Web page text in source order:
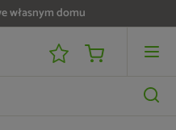
własnym domu